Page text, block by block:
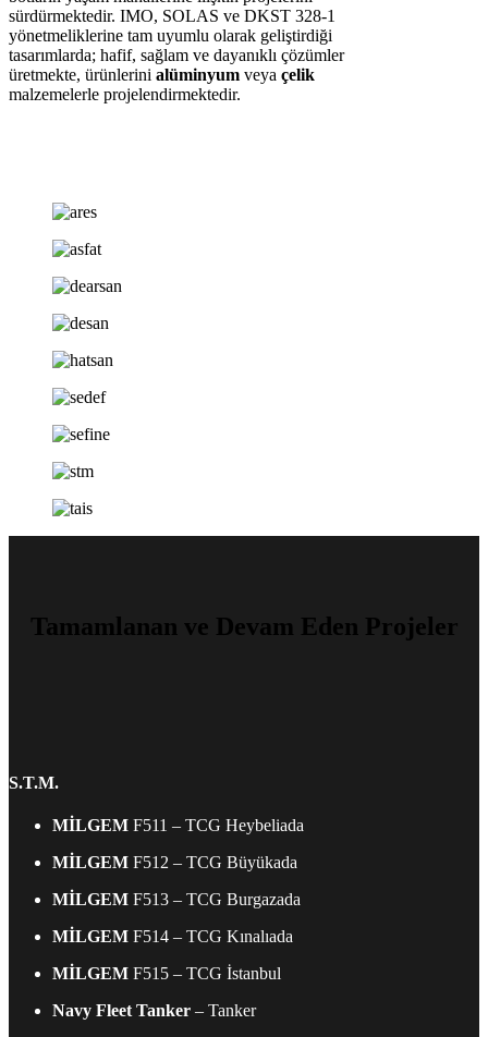
sürdürmektedir. IMO, SOLAS ve DKST 328-1
yönetmeliklerine tam uyumlu olarak geliştirdiği
tasarımlarda; hafif, sağlam ve dayanıklı çözümler
üretmekte, ürünlerini alüminyum veya çelik
malzemelerle projelendirmektedir.
Tamamlanan ve Devam Eden Projeler
S.T.M.
MİLGEM F511 – TCG Heybeliada
MİLGEM F512 – TCG Büyükada
MİLGEM F513 – TCG Burgazada
MİLGEM F514 – TCG Kınalıada
MİLGEM F515 – TCG İstanbul
Navy Fleet Tanker – Tanker